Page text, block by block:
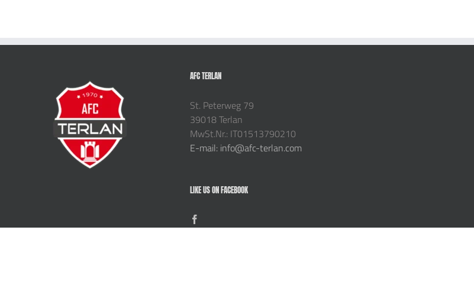
AFC TERLAN
St. Peterweg 79
39018 Terlan
MwSt.Nr.: IT01513790210
E-mail: info@afc-terlan.com
LIKE US ON FACEBOOK